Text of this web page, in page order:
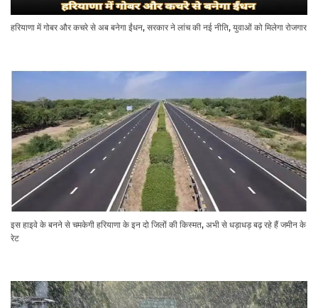
हरियाणा में गोबर और कचरे से अब बनेगा ईंधन, सरकार ने लांच की नई नीति, युवाओं को मिलेगा रोजगार
इस हाइवे के बनने से चमकेगी हरियाणा के इन दो जिलों की किस्मत, अभी से धड़ाधड़ बढ़ रहे हैं जमीन के
रेट